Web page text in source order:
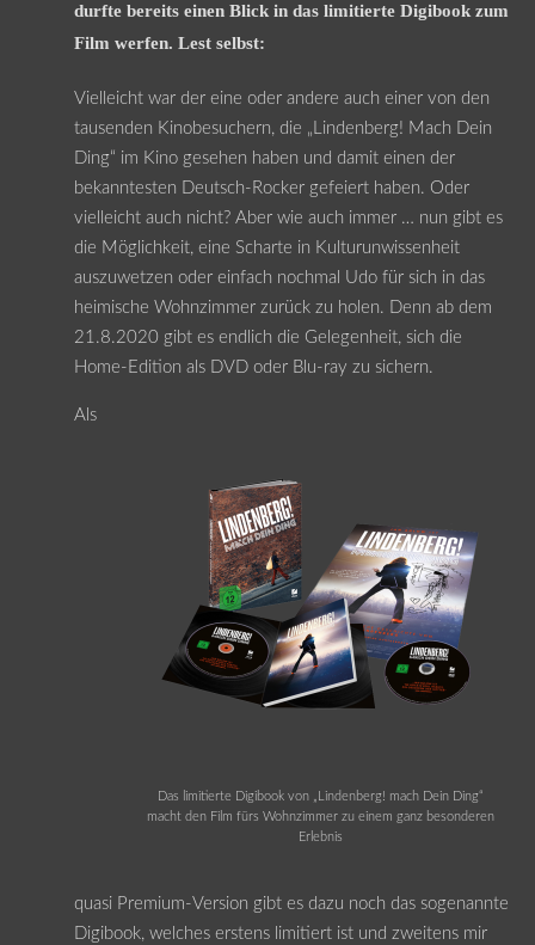
durfte bereits einen Blick in das limitierte Digibook zum
Film werfen. Lest selbst:
Vielleicht war der eine oder andere auch einer von den
tausenden Kinobesuchern, die „Lindenberg! Mach Dein
Ding“ im Kino gesehen haben und damit einen der
bekanntesten Deutsch-Rocker gefeiert haben. Oder
vielleicht auch nicht? Aber wie auch immer … nun gibt es
die Möglichkeit, eine Scharte in Kulturunwissenheit
auszuwetzen oder einfach nochmal Udo für sich in das
heimische Wohnzimmer zurück zu holen. Denn ab dem
21.8.2020 gibt es endlich die Gelegenheit, sich die
Home-Edition als DVD oder Blu-ray zu sichern.
Das limitierte Digibook von „Lindenberg! mach Dein Ding“
macht den Film fürs Wohnzimmer zu einem ganz besonderen
Erlebnis
Als
quasi Premium-Version gibt es dazu noch das sogenannte
Digibook, welches erstens limitiert ist und zweitens mir